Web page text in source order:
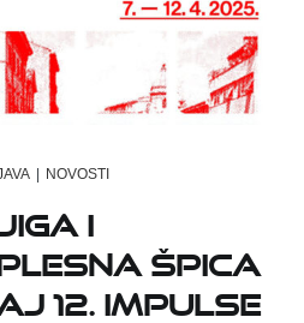
| NOVOSTI
i
špica
12. Impulse